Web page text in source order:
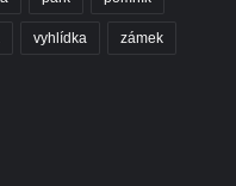
vyhlídka zámek